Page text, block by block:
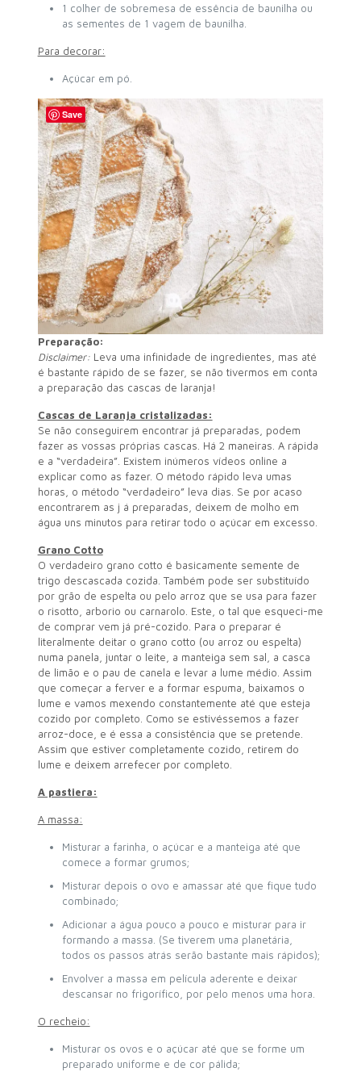
1 colher de sobremesa de essência de baunilha ou
as sementes de 1 vagem de baunilha.
Para decorar:
Açúcar em pó.
Preparação:
Disclaimer:Leva uma infinidade de ingredientes, mas até
é bastante rápido de se fazer, se não tivermos em conta
a preparação das cascas de laranja!
Cascas de Laranja cristalizadas:
Se não conseguirem encontrar já preparadas, podem
fazer as vossas próprias cascas. Há 2 maneiras. A rápida
e a “verdadeira”. Existem inúmeros vídeos online a
explicar como as fazer. O método rápido leva umas
horas, o método “verdadeiro” leva dias. Se por acaso
encontrarem as j á preparadas, deixem de molho em
água uns minutos para retirar todo o açúcar em excesso.
Grano Cotto
O verdadeiro grano cotto é basicamente semente de
trigo descascada cozida. Também pode ser substituído
por grão de espelta ou pelo arroz que se usa para fazer
o risotto, arborio ou carnarolo. Este, o tal que esqueci-me
de comprar vem já pré-cozido. Para o preparar é
literalmente deitar o grano cotto (ou arroz ou espelta)
numa panela, juntar o leite, a manteiga sem sal, a casca
de limão e o pau de canela e levar a lume médio. Assim
que começar a ferver e a formar espuma, baixamos o
lume e vamos mexendo constantemente até que esteja
cozido por completo. Como se estivéssemos a fazer
arroz-doce, e é essa a consistência que se pretende.
Assim que estiver completamente cozido, retirem do
lume e deixem arrefecer por completo.
A pastiera:
A massa:
Misturar a farinha, o açúcar e a manteiga até que
comece a formar grumos;
Misturar depois o ovo e amassar até que fique tudo
combinado;
Adicionar a água pouco a pouco e misturar para ir
formando a massa. (Se tiverem uma planetária,
todos os passos atrás serão bastante mais rápidos);
Envolver a massa em película aderente e deixar
descansar no frigorífico, por pelo menos uma hora.
O recheio:
Misturar os ovos e o açúcar até que se forme um
preparado uniforme e de cor pálida;
Save